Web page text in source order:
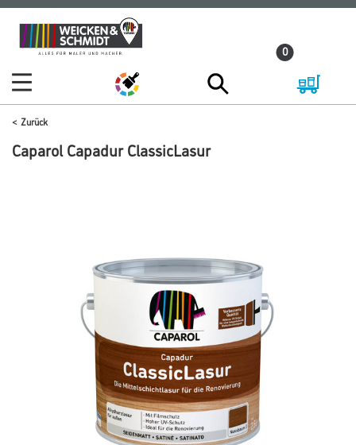
Zum
Inhalt
Zum
Navigationsmenü
0
Zurück
Caparol Capadur ClassicLasur